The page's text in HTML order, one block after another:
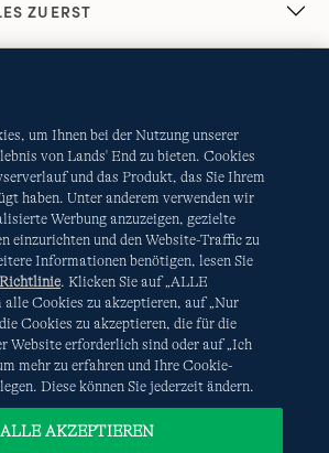
ZUERST
Datenschutz & Sicherheit
möchte auswählen Site Map
Websites
reCAPTCHA geschützt. Es gelten die
undNutzungsbedingungen
Google.
um Ihnen bei der Nutzung unserer
von Lands' End zu bieten. Cookies
und das Produkt, das Sie Ihrem
haben. Unter anderem verwenden wir
Werbung anzuzeigen, gezielte
einzurichten und den Website-Traffic zu
Informationen benötigen, lesen Sie
. Klicken Sie auf „ALLE
Cookies zu akzeptieren, auf „Nur
Cookies zu akzeptieren, die für die
Website erforderlich sind oder auf „Ich
mehr zu erfahren und Ihre Cookie-
Diese können Sie jederzeit ändern.
ALLE AKZEPTIEREN